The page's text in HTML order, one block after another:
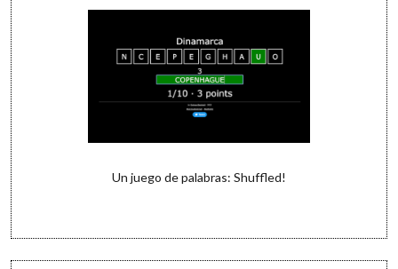
Un juego de palabras: Shuffled!